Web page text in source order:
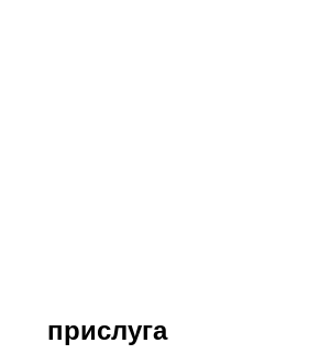
прислуга